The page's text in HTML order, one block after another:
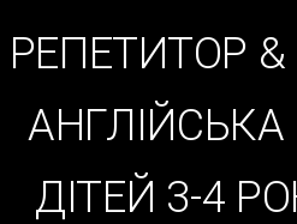
РЕПЕТИТОР
ДІТЕЙ 3-4